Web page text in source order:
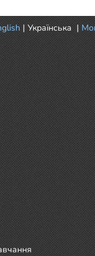
| Українська |